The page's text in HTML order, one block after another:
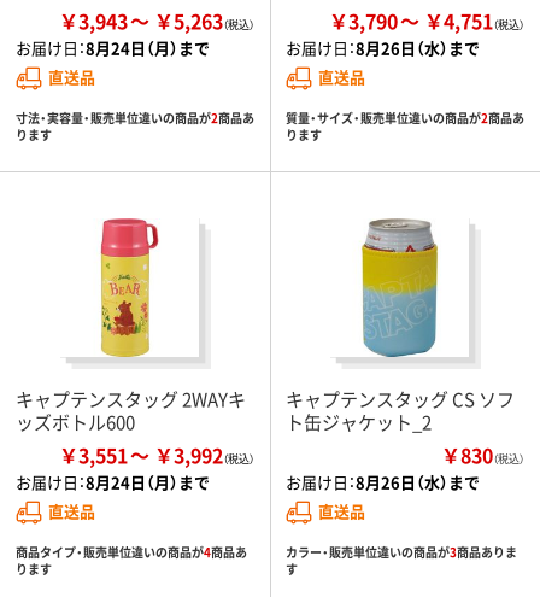
￥3,943 ￥5,263
お届け日：8月24日（月）まで
直送品
寸法・実容量・販売単位違いの商品が2商品あ
ります
￥3,790 ￥4,751
お届け日：8月26日（水）まで
直送品
質量・サイズ・販売単位違いの商品が2商品あ
ります
キャプテンスタッグ 2WAYキ
ッズボトル600
￥3,551 ￥3,992
お届け日：8月24日（月）まで
直送品
商品タイプ・販売単位違いの商品が4商品あ
ります
キャプテンスタッグ CS ソフ
ト缶ジャケット_2
￥830（税込）
お届け日：8月26日（水）まで
直送品
カラー・販売単位違いの商品が3商品ありま
す